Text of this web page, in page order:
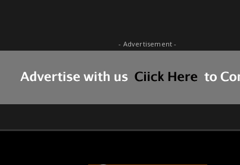
- Advertisement -